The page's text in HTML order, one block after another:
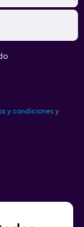
y condiciones y